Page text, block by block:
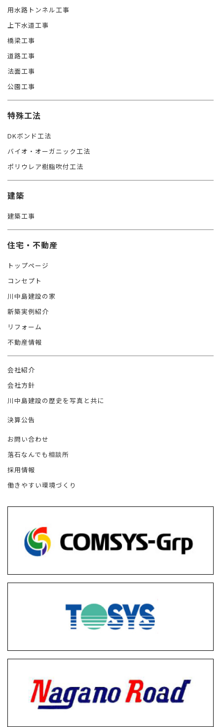
用水路トンネル工事
上下水道工事
橋梁工事
道路工事
法面工事
公園工事
特殊工法
DKボンド工法
バイオ・オーガニック工法
ポリウレア樹脂吹付工法
建築
建築工事
住宅・不動産
トップページ
コンセプト
川中島建設の家
新築実例紹介
リフォーム
不動産情報
会社紹介
会社方針
川中島建設の歴史を写真と共に
決算公告
お問い合わせ
落石なんでも相談所
採用情報
働きやすい環境づくり